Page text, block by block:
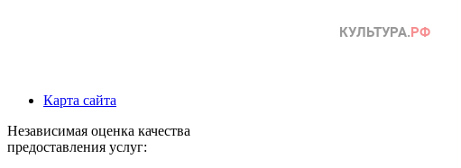
Карта сайта
Независимая оценка качества
предоставления услуг: